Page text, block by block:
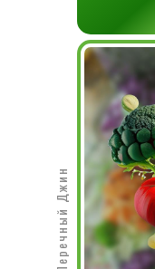
Перечный Джин